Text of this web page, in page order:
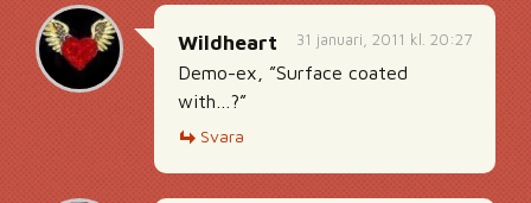
31 januari, 2011 kl. 20:27
Wildheart
Demo-ex, ”Surface coated
with…?”
Svara